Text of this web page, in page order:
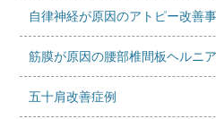
自律神経が原因のアトピー改善
筋膜が原因の腰部椎間板ヘルニ
五十肩改善症例